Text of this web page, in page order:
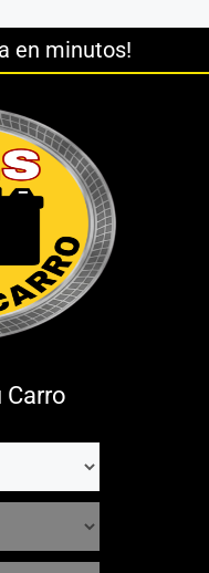
en minutos!
Carro